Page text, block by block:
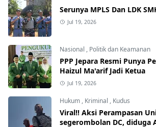
Serunya MPLS Dan LDK
Jul 19, 2026
Nasional , Politik dan Keamanan
PPP Jepara Resmi Punya
Haizul Ma'arif Jadi Ketua
Jul 19, 2026
Hukum , Kriminal , Kudus
Viral!! Aksi Perampasan
segerombolan DC, diduga